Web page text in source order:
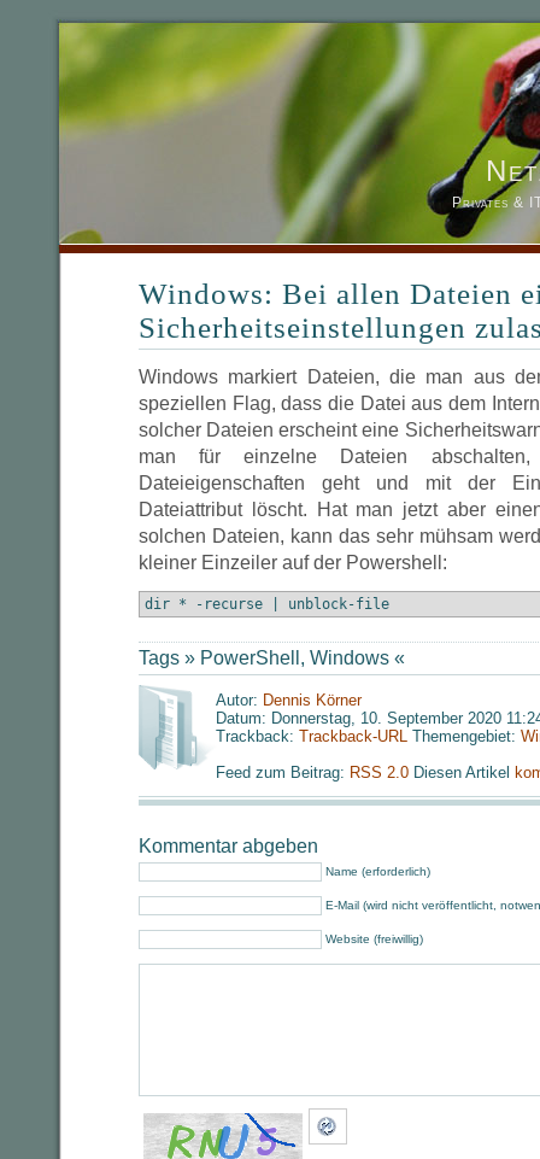
Privates &
Windows: Bei allen Dateien
Sicherheitseinstellungen
Windows markiert Dateien, die man aus
speziellen Flag, dass die Datei aus dem
solcher Dateien erscheint eine
man für einzelne Dateien
Dateieigenschaften geht und mit der
Dateiattribut löscht. Hat man jetzt aber
solchen Dateien, kann das sehr mühsam
kleiner Einzeiler auf der Powershell:
dir * -recurse | unblock-file
Tags » PowerShell , Windows «
Autor: Dennis Körner
Datum: Donnerstag, 10. September 2020
Trackback: Trackback-URL Themengebiet:
Feed zum Beitrag: RSS 2.0 Diesen Artikel
Kommentar abgeben
Name (erforderlich)
E-Mail (wird nicht veröffentlicht,
Website (freiwillig)